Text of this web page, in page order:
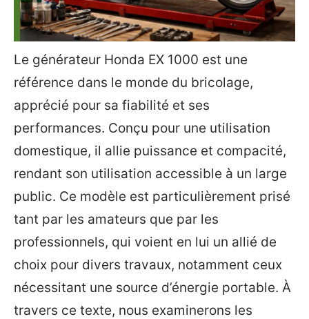
Le générateur Honda EX 1000 est une
référence dans le monde du bricolage,
apprécié pour sa fiabilité et ses
performances. Conçu pour une utilisation
domestique, il allie puissance et compacité,
rendant son utilisation accessible à un large
public. Ce modèle est particulièrement prisé
tant par les amateurs que par les
professionnels, qui voient en lui un allié de
choix pour divers travaux, notamment ceux
nécessitant une source d’énergie portable. À
travers ce texte, nous examinerons les